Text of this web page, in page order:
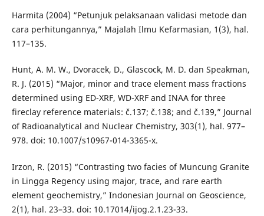
Harmita (2004) “Petunjuk pelaksanaan validasi metode dan
cara perhitungannya,” Majalah Ilmu Kefarmasian, 1(3), hal.
117–135.
Hunt, A. M. W., Dvoracek, D., Glascock, M. D. dan Speakman,
R. J. (2015) “Major, minor and trace element mass fractions
determined using ED-XRF, WD-XRF and INAA for three
fireclay reference materials: č.137; č.138; and č.139,” Journal
of Radioanalytical and Nuclear Chemistry, 303(1), hal. 977–
978. doi: 10.1007/s10967-014-3365-x.
Irzon, R. (2015) “Contrasting two facies of Muncung Granite
in Lingga Regency using major, trace, and rare earth
element geochemistry,” Indonesian Journal on Geoscience,
2(1), hal. 23–33. doi: 10.17014/ijog.2.1.23-33.